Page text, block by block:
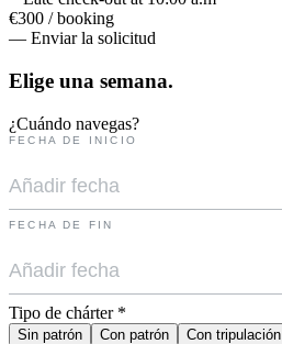
€300 / booking
— Enviar la solicitud
Elige una semana.
¿Cuándo navegas?
FECHA DE INICIO
FECHA DE FIN
Tipo de chárter *
Sin patrón Con patrón
Con tripulación